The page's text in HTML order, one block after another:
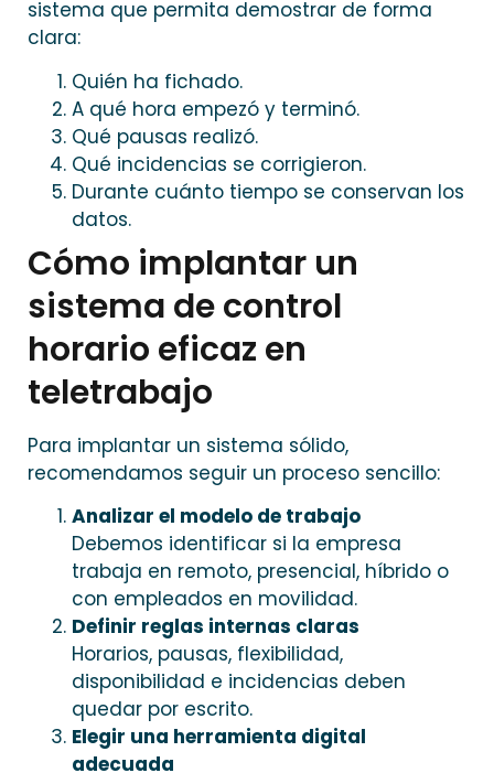
sistema que permita demostrar de forma
clara:
Quién ha fichado.
A qué hora empezó y terminó.
Qué pausas realizó.
Qué incidencias se corrigieron.
Durante cuánto tiempo se conservan los
datos.
Cómo implantar un
sistema de control
horario eficaz en
teletrabajo
Para implantar un sistema sólido,
recomendamos seguir un proceso sencillo:
Analizar el modelo de trabajo
Debemos identificar si la empresa
trabaja en remoto, presencial, híbrido o
con empleados en movilidad.
Definir reglas internas claras
Horarios, pausas, flexibilidad,
disponibilidad e incidencias deben
quedar por escrito.
Elegir una herramienta digital
adecuada